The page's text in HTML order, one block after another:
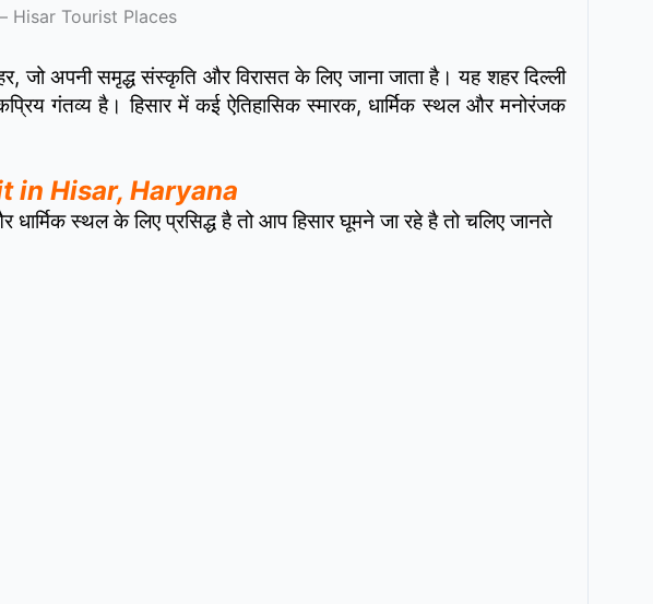
– Hisar Tourist Places
जो अपनी समृद्ध संस्कृति और विरासत के लिए जाना जाता है। यह शहर दिल्ली
गंतव्य है। हिसार में कई ऐतिहासिक स्मारक, धार्मिक स्थल और मनोरंजक
in Hisar, Haryana
स्थल के लिए प्रसिद्ध है तो आप हिसार घूमने जा रहे है तो चलिए जानते